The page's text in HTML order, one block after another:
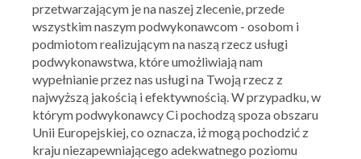
McGregor
-20% na cały asortyment
przetwarzającym je na naszej zlecenie, przede
wszystkim naszym podwykonawcom - osobom i
podmiotom realizującym na naszą rzecz usługi
podwykonawstwa, które umożliwiają nam
wypełnianie przez nas usługi na Twoją rzecz z
najwyższą jakością i efektywnością. W przypadku, w
którym podwykonawcy Ci pochodzą spoza obszaru
Unii Europejskiej, co oznacza, iż mogą pochodzić z
kraju niezapewniającego adekwatnego poziomu